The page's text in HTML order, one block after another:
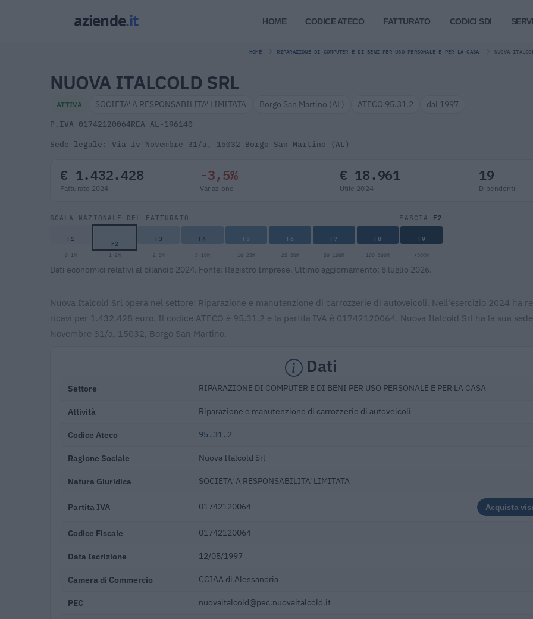
HOME CODICE ATECO FATTURATO CODICI SDI
HOME RIPARAZIONE DI COMPUTER E DI BENI PER USO PERSONALE E PER LA CASA NUOVA
NUOVA ITALCOLD SRL
ATTIVA SOCIETA' A RESPONSABILITA' LIMITATA Borgo San Martino (AL) ATECO 95.31.2 dal 1997
P.IVA 01742120064REA AL-196140
Sede legale: Via Iv Novembre 31/a, 15032 Borgo San Martino (AL)
€ 1.432.428
Fatturato 2024
-3,5%
Variazione
€ 18.961
Utile 2024
19
Dipendenti
SCALA NAZIONALE DEL FATTURATO FASCIA F2
F1 F2 F3 F4 F5 F6 F7 F8 F9
0-1M 1-2M 2-5M 5-10M 10-25M 25-50M 50-100M 100-500M >500M
Dati economici relativi al bilancio 2024. Fonte: Registro Imprese. Ultimo aggiornamento: 8 luglio 2026.
Nuova Italcold Srl opera nel settore: Riparazione e manutenzione di carrozzerie di autoveicoli. Nell'esercizio 2024 ha
ricavi per 1.432.428 euro. Il codice ATECO è 95.31.2 e la partita IVA è 01742120064. Nuova Italcold Srl ha la sua
Novembre 31/a, 15032, Borgo San Martino.
Dati
Settore RIPARAZIONE DI COMPUTER E DI BENI PER USO PERSONALE E PER LA CASA
Attività Riparazione e manutenzione di carrozzerie di autoveicoli
Codice Ateco 95.31.2
Ragione Sociale Nuova Italcold Srl
Natura Giuridica SOCIETA' A RESPONSABILITA' LIMITATA
Partita IVA 01742120064 Acquista
Codice Fiscale 01742120064
Data Iscrizione 12/05/1997
Camera di Commercio CCIAA di Alessandria
PEC nuovaitalcold@pec.nuovaitalcold.it